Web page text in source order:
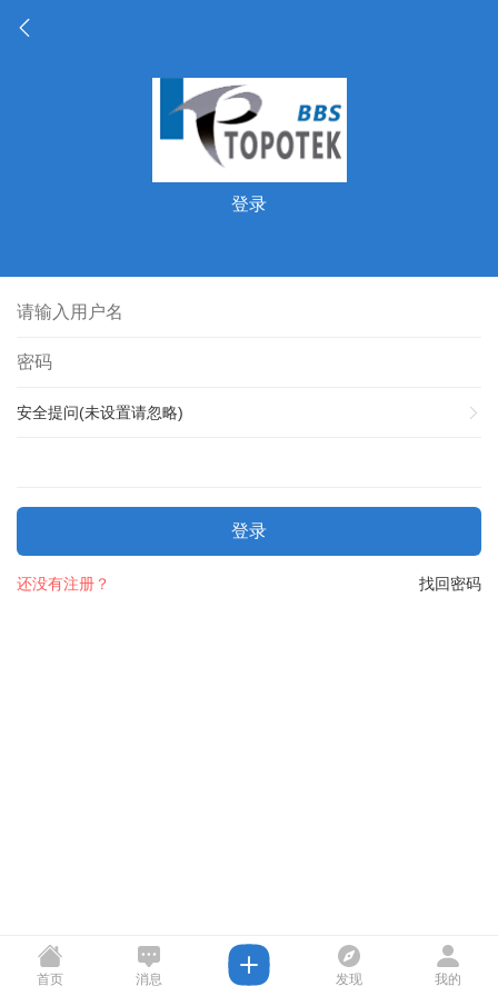
登录
安全提问(未设置请忽略)
登录
找回密码
还没有注册？
首页 消息 发现 我的